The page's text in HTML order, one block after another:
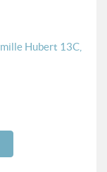
Hubert 13C,